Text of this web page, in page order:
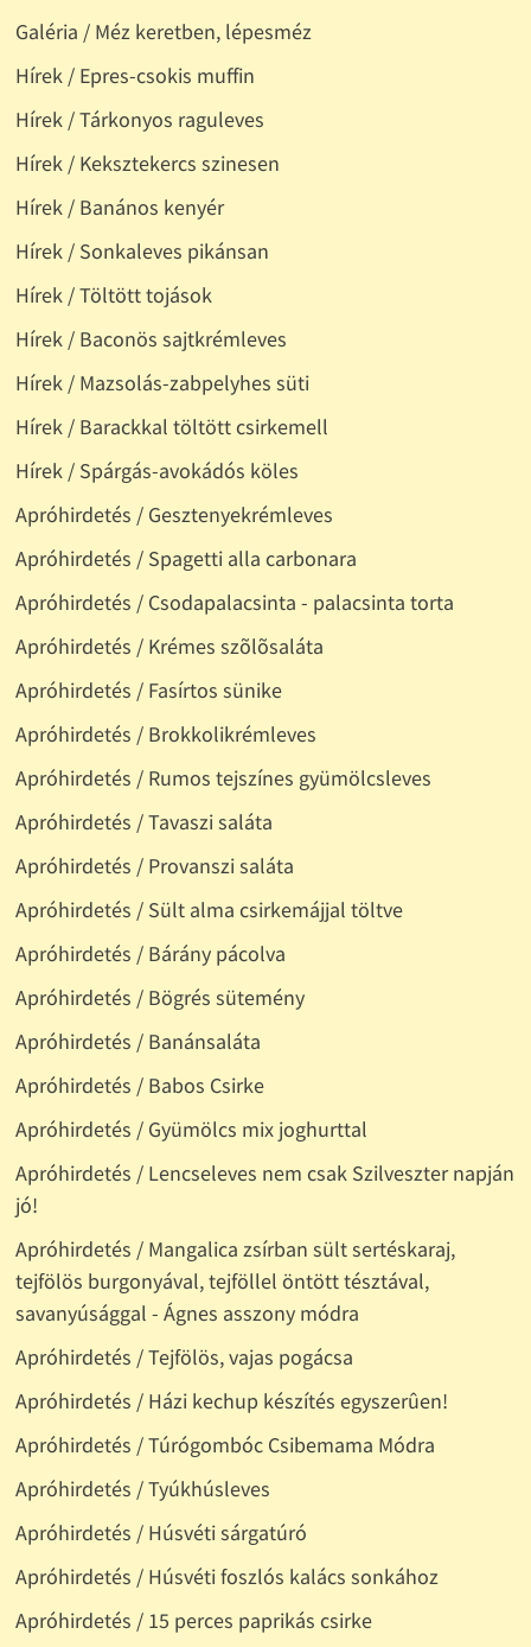
Galéria / Méz keretben, lépesméz
Hírek / Epres-csokis muffin
Hírek / Tárkonyos raguleves
Hírek / Keksztekercs szinesen
Hírek / Banános kenyér
Hírek / Sonkaleves pikánsan
Hírek / Töltött tojások
Hírek / Baconös sajtkrémleves
Hírek / Mazsolás-zabpelyhes süti
Hírek / Barackkal töltött csirkemell
Hírek / Spárgás-avokádós köles
Apróhirdetés / Gesztenyekrémleves
Apróhirdetés / Spagetti alla carbonara
Apróhirdetés / Csodapalacsinta - palacsinta torta
Apróhirdetés / Krémes szõlõsaláta
Apróhirdetés / Fasírtos sünike
Apróhirdetés / Brokkolikrémleves
Apróhirdetés / Rumos tejszínes gyümölcsleves
Apróhirdetés / Tavaszi saláta
Apróhirdetés / Provanszi saláta
Apróhirdetés / Sült alma csirkemájjal töltve
Apróhirdetés / Bárány pácolva
Apróhirdetés / Bögrés sütemény
Apróhirdetés / Banánsaláta
Apróhirdetés / Babos Csirke
Apróhirdetés / Gyümölcs mix joghurttal
Apróhirdetés / Lencseleves nem csak Szilveszter napján
jó!
Apróhirdetés / Mangalica zsírban sült sertéskaraj,
tejfölös burgonyával, tejföllel öntött tésztával,
savanyúsággal - Ágnes asszony módra
Apróhirdetés / Tejfölös, vajas pogácsa
Apróhirdetés / Házi kechup készítés egyszerûen!
Apróhirdetés / Túrógombóc Csibemama Módra
Apróhirdetés / Tyúkhúsleves
Apróhirdetés / Húsvéti sárgatúró
Apróhirdetés / Húsvéti foszlós kalács sonkához
Apróhirdetés / 15 perces paprikás csirke